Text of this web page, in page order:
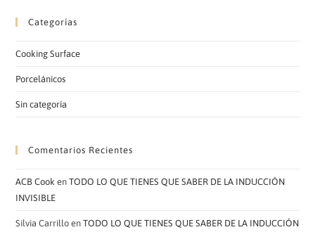
Categorías
Cooking Surface
Porcelánicos
Sin categoría
Comentarios Recientes
ACB Cook enTODO LO QUE TIENES QUE SABER DE LA INDUCCIÓN
INVISIBLE
Silvia Carrillo enTODO LO QUE TIENES QUE SABER DE LA INDUCCIÓN